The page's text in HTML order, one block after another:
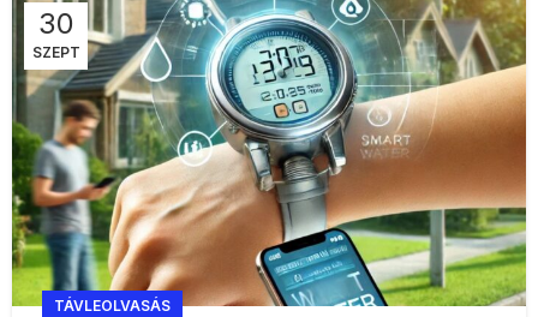
30
SZEPT
TÁVLEOLVASÁS